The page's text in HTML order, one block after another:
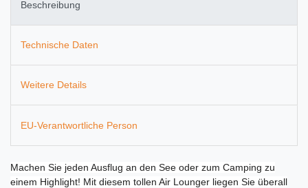
Beschreibung
Technische Daten
Weitere Details
EU-Verantwortliche Person
Machen Sie jeden Ausflug an den See oder zum Camping zu
einem Highlight! Mit diesem tollen Air Lounger liegen Sie überall